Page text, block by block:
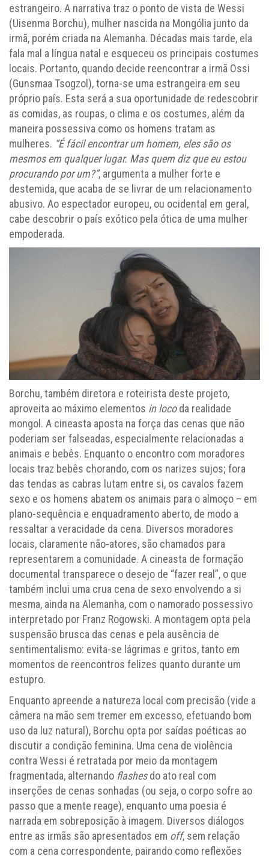
estrangeiro. A narrativa traz o ponto de vista de Wessi
(Uisenma Borchu), mulher nascida na Mongólia junto da
irmã, porém criada na Alemanha. Décadas mais tarde, ela
fala mal a língua natal e esqueceu os principais costumes
locais. Portanto, quando decide reencontrar a irmã Ossi
(Gunsmaa Tsogzol), torna-se uma estrangeira em seu
próprio país. Esta será a sua oportunidade de redescobrir
as comidas, as roupas, o clima e os costumes, além da
maneira possessiva como os homens tratam as
mulheres. “É fácil encontrar um homem, eles são os
mesmos em qualquer lugar. Mas quem diz que eu estou
procurando por um?”, argumenta a mulher forte e
destemida, que acaba de se livrar de um relacionamento
abusivo. Ao espectador europeu, ou ocidental em geral,
cabe descobrir o país exótico pela ótica de uma mulher
empoderada.
Borchu, também diretora e roteirista deste projeto,
aproveita ao máximo elementos in locoda realidade
mongol. A cineasta aposta na força das cenas que não
poderiam ser falseadas, especialmente relacionadas a
animais e bebês. Enquanto o encontro com moradores
locais traz bebês chorando, com os narizes sujos; fora
das tendas as cabras lutam entre si, os cavalos fazem
sexo e os homens abatem os animais para o almoço – em
plano-sequência e enquadramento aberto, de modo a
ressaltar a veracidade da cena. Diversos moradores
locais, claramente não-atores, são chamados para
representarem a comunidade. A cineasta de formação
documental transparece o desejo de “fazer real”, o que
também inclui uma crua cena de sexo envolvendo a si
mesma, ainda na Alemanha, com o namorado possessivo
interpretado por Franz Rogowski. A montagem opta pela
suspensão brusca das cenas e pela ausência de
sentimentalismo: evita-se lágrimas e gritos, tanto em
momentos de reencontros felizes quanto durante um
estupro.
Enquanto apreende a natureza local com precisão (vide a
câmera na mão sem tremer em excesso, efetuando bom
uso da luz natural), Borchu opta por saídas poéticas ao
discutir a condição feminina. Uma cena de violência
contra Wessi é retratada por meio da montagem
fragmentada, alternando flashesdo ato real com
inserções de cenas sonhadas (ou seja, o corpo sofre ao
passo que a mente reage), enquanto uma poesia é
narrada em sobreposição à imagem. Diversos diálogos
entre as irmãs são apresentados em off, sem relação
com a cena correspondente, pairando como reflexões